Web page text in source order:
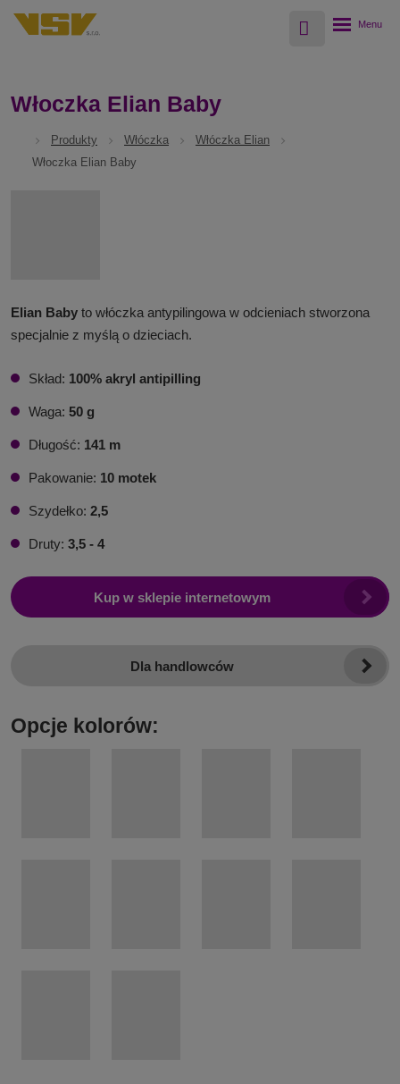
Vyhledávání
Rozbalení
Włoczka Elian Baby
Produkty Włóczka
Włóczka Elian
Włoczka Elian Baby
Elian Baby to włóczka antypilingowa w odcieniach stworzona
specjalnie z myślą o dzieciach.
Skład: 100% akryl antipilling
Waga: 50 g
Długość: 141 m
Pakowanie: 10 motek
Szydełko: 2,5
Druty: 3,5 - 4
Kup w sklepie internetowym
Dla handlowców
Opcje kolorów: